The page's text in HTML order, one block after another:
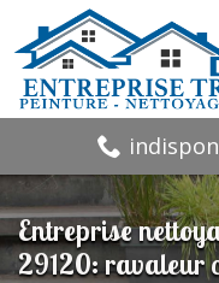
Entreprise
29120: ravaleur